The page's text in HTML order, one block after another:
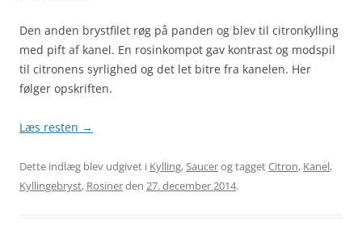
Den anden brystfilet røg på panden og blev til citronkylling
med pift af kanel. En rosinkompot gav kontrast og modspil
til citronens syrlighed og det let bitre fra kanelen. Her
følger opskriften.
Læs resten →
Dette indlæg blev udgivet i Kylling,Saucerog taggetCitron, Kanel,
Kyllingebryst, Rosinerden 27. december 2014.